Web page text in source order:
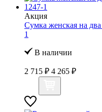
Акция
Сумка женская на
1
В наличии
2 715 ₽ 4 265 ₽